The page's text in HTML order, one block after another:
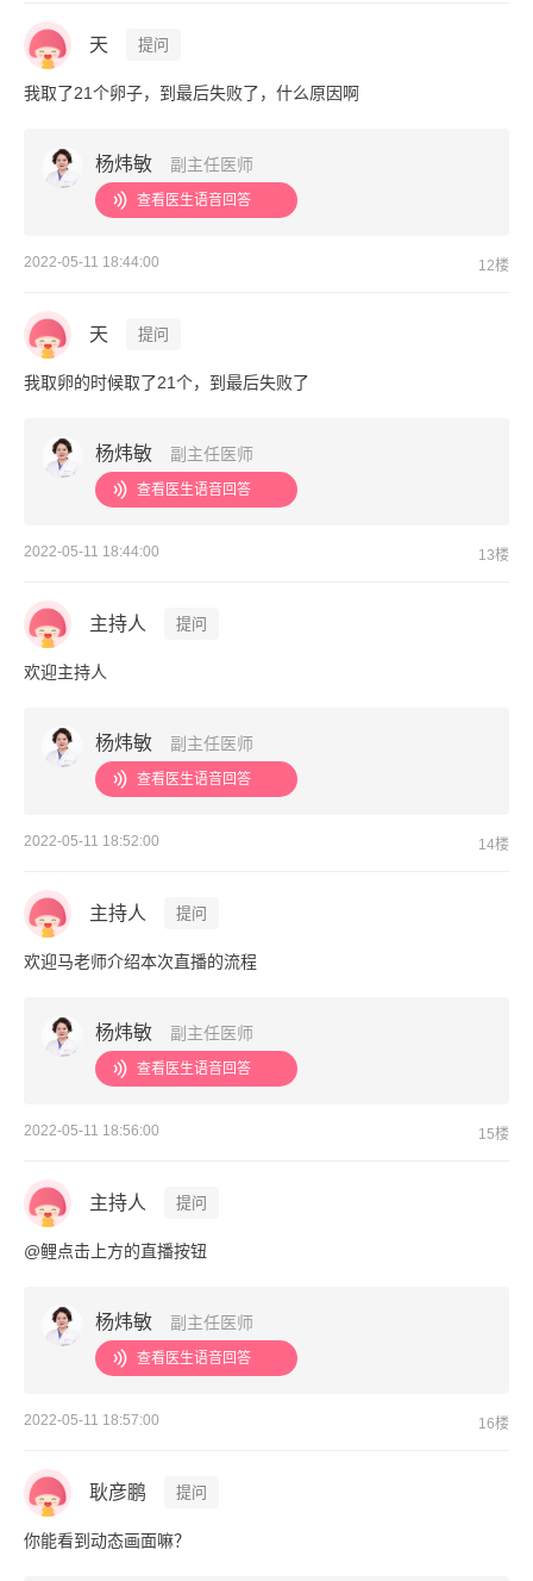
天 提问
我取了21个卵子，到最后失败了，什么原因啊
杨炜敏 副主任医师
查看医生语音回答
2022-05-11 18:44:00 12楼
天 提问
我取卵的时候取了21个，到最后失败了
杨炜敏 副主任医师
查看医生语音回答
2022-05-11 18:44:00 13楼
主持人 提问
欢迎主持人
杨炜敏 副主任医师
查看医生语音回答
2022-05-11 18:52:00 14楼
主持人 提问
欢迎马老师介绍本次直播的流程
杨炜敏 副主任医师
查看医生语音回答
2022-05-11 18:56:00 15楼
主持人 提问
@鲤点击上方的直播按钮
杨炜敏 副主任医师
查看医生语音回答
2022-05-11 18:57:00 16楼
耿彦鹏 提问
你能看到动态画面嘛？